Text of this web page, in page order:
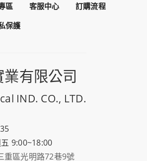
區 客服中心
訂購流程
保護
有限公司
IND. CO., LTD.
9:00~18:00
重區光明路72巷9號